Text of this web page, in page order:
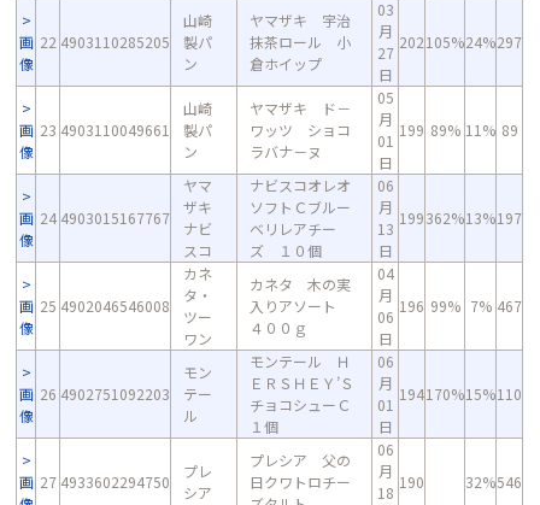
画
像
22 4903110285205
山崎
製パ
ン
ヤマザキ 宇治
抹茶ロール 小
倉ホイップ
03
月
27
日
202105%24%297
画
像
23 4903110049661
山崎
製パ
ン
ヤマザキ ド－
ワッツ ショコ
ラバナ－ヌ
05
月
01
日
199 89% 11% 89
画
像
24 4903015167767
ヤマ
ザキ
ナビ
スコ
ナビスコオレオ
ソフトＣブルー
ベリレアチー
ズ １０個
06
月
13
日
199362%13%197
画
像
25 4902046546008
カネ
タ・
ツー
ワン
カネタ 木の実
入りアソート
４００ｇ
04
月
06
日
196 99% 7% 467
画
像
26 4902751092203
モン
テー
ル
モンテール Ｈ
ＥＲＳＨＥＹ’Ｓ
チョコシューＣ
１個
06
月
01
日
194170%15%110
画 27 4933602294750
プレ
シア
プレシア 父の
日クワトロチー
06
月
18
190 32%546